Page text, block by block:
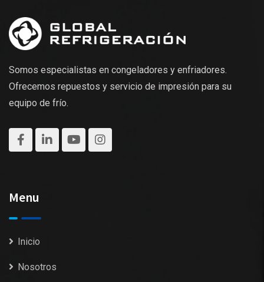
Somos especialistas en congeladores y enfriadores.
Ofrecemos repuestos y servicio de impresión para su
equipo de frío.
Menu
Inicio
Nosotros